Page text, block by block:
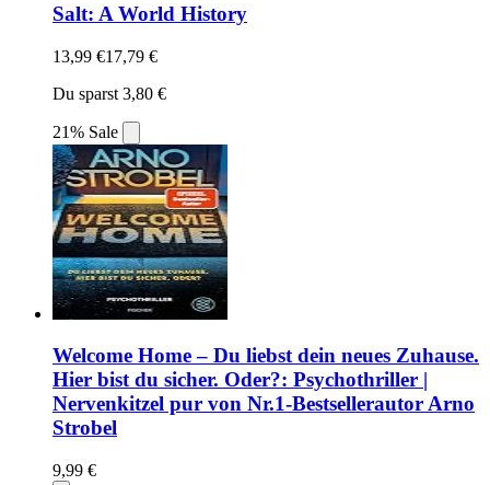
Salt: A World History
13,99 €17,79 €
Du sparst 3,80 €
21% Sale
Welcome Home – Du liebst dein neues Zuhause.
Hier bist du sicher. Oder?: Psychothriller |
Nervenkitzel pur von Nr.1-Bestsellerautor Arno
Strobel
9,99 €